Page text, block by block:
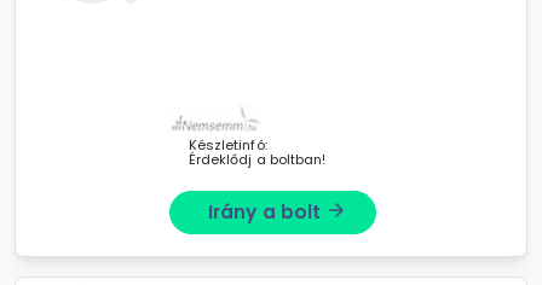
Készletinfó:
Érdeklődj a boltban!
Irány a bolt arrow_forward